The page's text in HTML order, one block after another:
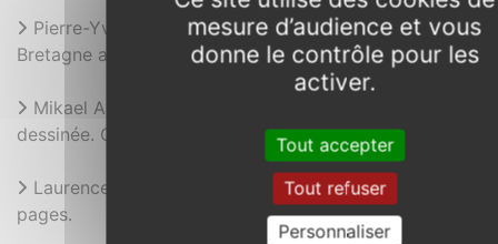
Pierre-Yves Laffont. Les élites et leurs résidences en
Bretagne au Moyen Âge. PU Rennes. 2014. 240 pages.
Mikael Ab Gwion. Le Combat des Trente. Y.I.L. Bande
dessinée. Octobre 2014. 45 pages.
Laurence Moal. Auray 1364. P. U. Rennes. 2015. 225
pages.
mesure d’audience et vous
donne le contrôle pour les
activer.
Tout accepter
Tout refuser
Personnaliser